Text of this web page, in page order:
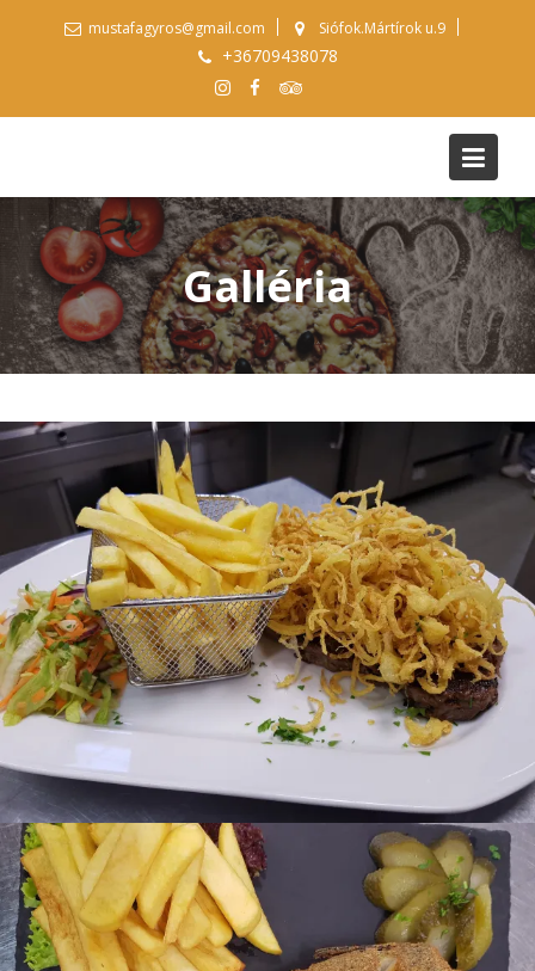
mustafagyros@gmail.com Siófok.Mártírok u.9
+36709438078
Galléria
Hagymás Rostélyos